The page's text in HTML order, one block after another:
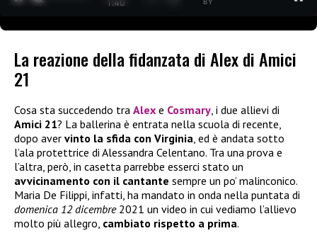
1:40
BY
La reazione della fidanzata di Alex di Amici
21
Cosa sta succedendo tra Alex e Cosmary, i due allievi di
Amici 21? La ballerina è entrata nella scuola di recente,
dopo aver vinto la sfida con Virginia, ed è andata sotto
l’ala protettrice di Alessandra Celentano. Tra una prova e
l’altra, però, in casetta parrebbe esserci stato un
avvicinamento con il cantante sempre un po’ malinconico.
Maria De Filippi, infatti, ha mandato in onda nella puntata di
domenica 12 dicembre2021 un video in cui vediamo l’allievo
molto più allegro, cambiato rispetto a prima.